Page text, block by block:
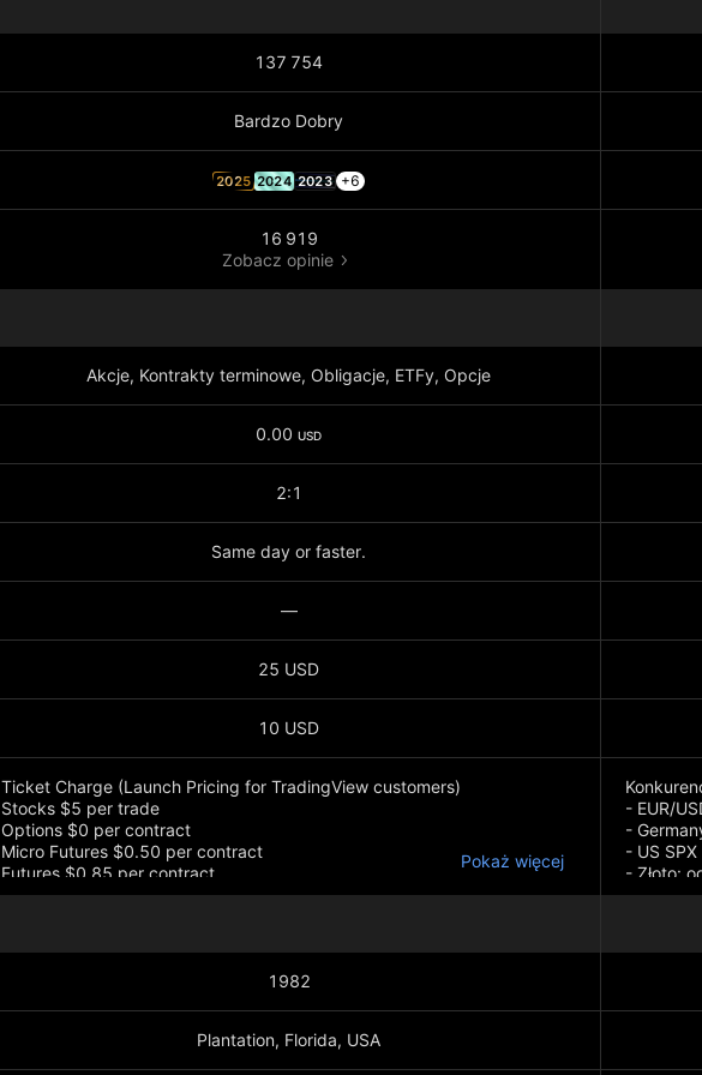
137 754
Bardzo Dobry
2025 2024 2023 +6
16 919
Zobacz opinie
Akcje, Kontrakty terminowe, Obligacje, ETFy, Opcje
0.00 USD
2:1
Same day or faster.
—
25 USD
10 USD
Ticket Charge (Launch Pricing for TradingView customers)
Stocks $5 per trade
Options $0 per contract
Micro Futures $0.50 per contract
Futures $0.85 per contract
Pokaż więcej
- EUR/
-
- US
- Złoto:
- Ropa
1982
Plantation, Florida, USA